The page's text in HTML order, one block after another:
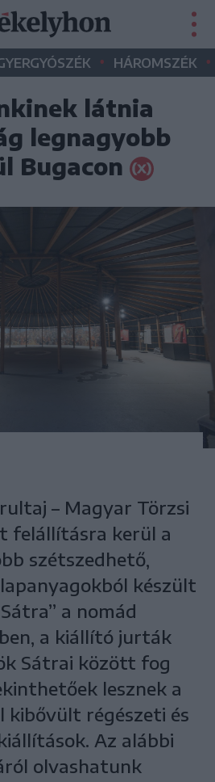
• HÁROMSZÉK •
látnia
legnagyobb
Bugacon
– Magyar Törzsi
felállításra kerül a
szétszedhető,
készült
a nomád
a kiállító jurták
Sátrai között fog
lesznek a
kibővült régészeti és
Az alábbi
olvashatunk